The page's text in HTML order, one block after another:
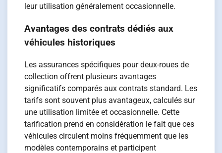
leur utilisation généralement occasionnelle.
Avantages des contrats dédiés aux
véhicules historiques
Les assurances spécifiques pour deux-roues de
collection offrent plusieurs avantages
significatifs comparés aux contrats standard. Les
tarifs sont souvent plus avantageux, calculés sur
une utilisation limitée et occasionnelle. Cette
tarification prend en considération le fait que ces
véhicules circulent moins fréquemment que les
modèles contemporains et participent